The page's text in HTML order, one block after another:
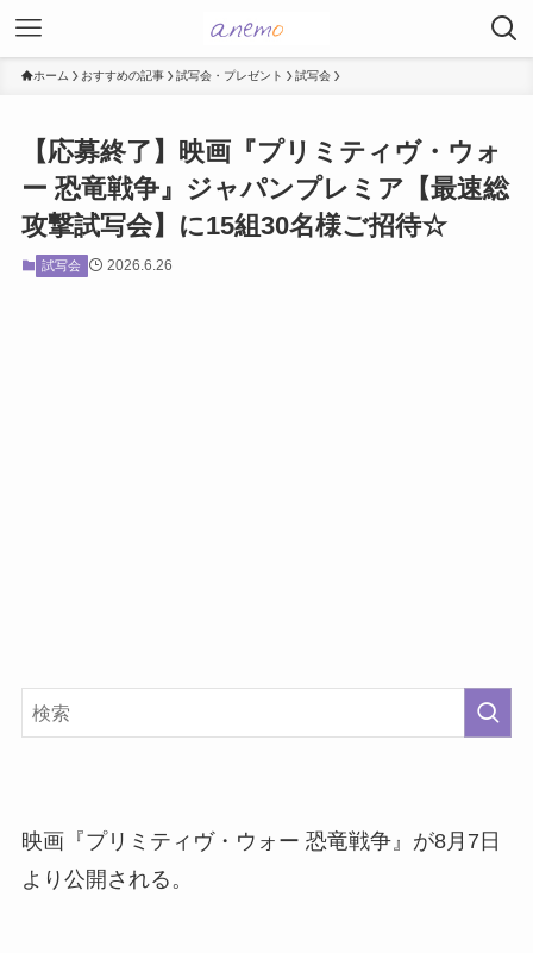
ホーム おすすめの記事 試写会・プレゼント 試写会
【応募終了】映画『プリミティヴ・ウォ
ー 恐竜戦争』ジャパンプレミア【最速総
攻撃試写会】に15組30名様ご招待☆
試写会 2026.6.26
映画『プリミティヴ・ウォー 恐竜戦争』が8月7日
より公開される。